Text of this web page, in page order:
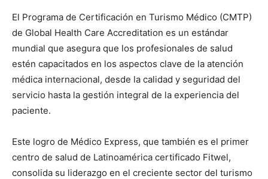
El Programa de Certificación en Turismo Médico (CMTP)
de Global Health Care Accreditation es un estándar
mundial que asegura que los profesionales de salud
estén capacitados en los aspectos clave de la atención
médica internacional, desde la calidad y seguridad del
servicio hasta la gestión integral de la experiencia del
paciente.
Este logro de Médico Express, que también es el primer
centro de salud de Latinoamérica certificado Fitwel,
consolida su liderazgo en el creciente sector del turismo